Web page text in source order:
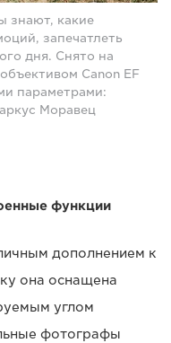
знают, какие
запечатлеть
дня. Снято на
Canon EF
параметрами:
Моравец
функции
дополнением к
она оснащена
углом
фотографы